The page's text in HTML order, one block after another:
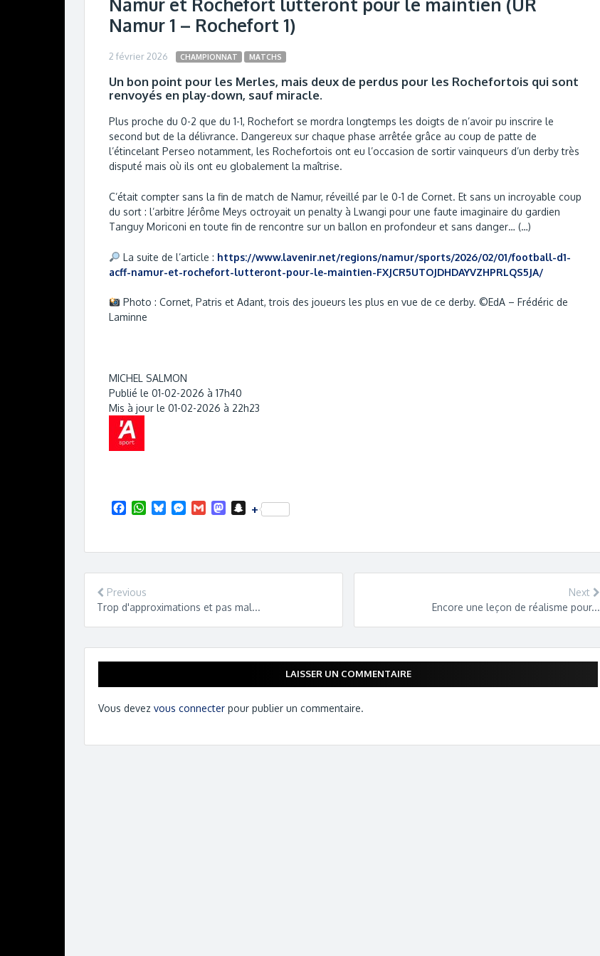
Namur et Rochefort lutteront pour le maintien (UR
Namur 1 – Rochefort 1)
2 février 2026 CHAMPIONNAT MATCHS
Un bon point pour les Merles, mais deux de perdus pour les Rochefortois qui sont
renvoyés en play-down, sauf miracle.
Plus proche du 0-2 que du 1-1, Rochefort se mordra longtemps les doigts de n’avoir pu inscrire le
second but de la délivrance. Dangereux sur chaque phase arrêtée grâce au coup de patte de
l’étincelant Perseo notamment, les Rochefortois ont eu l’occasion de sortir vainqueurs d’un derby très
disputé mais où ils ont eu globalement la maîtrise.
C’était compter sans la fin de match de Namur, réveillé par le 0-1 de Cornet. Et sans un incroyable coup
du sort : l’arbitre Jérôme Meys octroyait un penalty à Lwangi pour une faute imaginaire du gardien
Tanguy Moriconi en toute fin de rencontre sur un ballon en profondeur et sans danger… (…)
La suite de l’article : https://www.lavenir.net/regions/namur/sports/2026/02/01/football-d1-
acff-namur-et-rochefort-lutteront-pour-le-maintien-FXJCR5UTOJDHDAYVZHPRLQS5JA/
Photo : Cornet, Patris et Adant, trois des joueurs les plus en vue de ce derby. ©EdA – Frédéric de
Laminne
MICHEL SALMON
Publié le 01-02-2026 à 17h40
Mis à jour le 01-02-2026 à 22h23
e
o
k
W
t
p
e
M
s
e
G
i
M
t
n
S
p
t
+
Previous
Trop d'approximations et pas mal...
Next
Encore une leçon de réalisme pour...
LAISSER UN COMMENTAIRE
Vous devez vous connecter pour publier un commentaire.